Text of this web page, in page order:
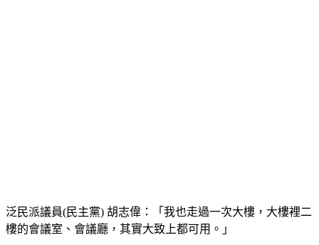
泛民派議員(民主黨) 胡志偉：「我也走過一次大樓，大樓裡二
樓的會議室、會議廳，其實大致上都可用。」